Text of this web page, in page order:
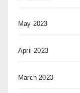
May 2023
April 2023
March 2023